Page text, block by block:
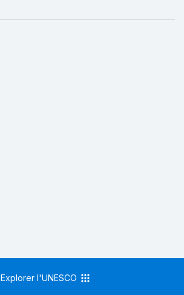
Explorer l'UNESCO